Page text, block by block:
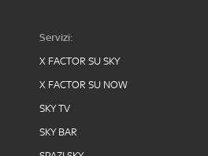
Servizi:
X FACTOR SU SKY
X FACTOR SU NOW
SKY TV
SKY BAR